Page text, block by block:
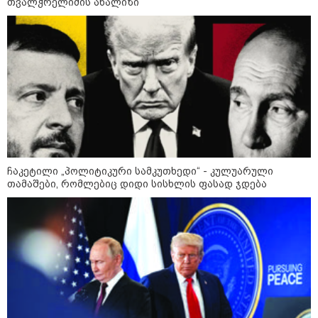
განცხადებას ავრცელებენ
22:35 / 06-08-2026
"კიდევ ერთხელ მოვუწოდებ
საქართველოს მთავრობას, მისი
დაუყოვნებლივი და უპირობო
გათავისუფლებისკენ" - რას
წერს ეუთო-ს წარმომადგენელი
მზია ამაღლობელზე?
21:38 / 06-08-2026
"ჩვენთვის ეს ეგზოტიკაა, ჩვენს
სტუმრებს ასე ვუხსნით - ბევრი
სანთელი, ეგზოტიკა და
რომანტიკული საღამოები" -
შალვა ალავერდაშვილი
ელექტროენერგიის გათიშვებზე
21:08 / 06-08-2026
"არ ვიცი, თუ ვინმე იცის, რასთან
არის დაკავშირებული ნია
იმნაძის 10 თვის თავზე დაკავება
- რა უნდა თქვას 16 წლის
ჩაკეტილი „პოლიტიკური სამკუთხედი“ - კულუარული
თამაშები, რომლებიც დიდი სისხლის ფასად ჯდება